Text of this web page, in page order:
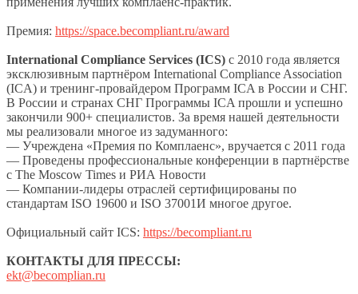
Премия: https://space.becompliant.ru/award
International Compliance Services (ICS) с 2010 года является
эксклюзивным партнёром International Compliance Association
(ICA) и тренинг-провайдером Программ ICA в России и СНГ.
В России и странах СНГ Программы ICA прошли и успешно
закончили 900+ специалистов. За время нашей деятельности
мы реализовали многое из задуманного:
— Учреждена «Премия по Комплаенс», вручается с 2011 года
— Проведены профессиональные конференции в партнёрстве
с The Moscow Times и РИА Новости
— Компании-лидеры отраслей сертифицированы по
стандартам ISO 19600 и ISO 37001И многое другое.
Официальный сайт ICS: https://becompliant.ru
КОНТАКТЫ ДЛЯ ПРЕССЫ:
ekt@becomplian.ru